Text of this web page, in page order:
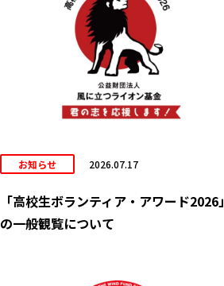
お知らせ 2026.07.17
「高校生ボランティア・アワード2026」
の一般観覧について